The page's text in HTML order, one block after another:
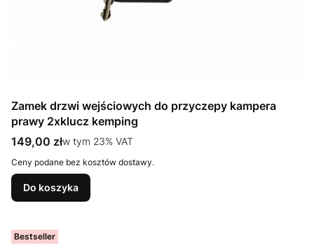
Zamek drzwi wejściowych do przyczepy kampera
prawy 2xklucz kemping
Cena brutto
149,00 złw tym %s VAT
w tym 23% VAT
Ceny podane bez kosztów dostawy.
Do koszyka
Bestseller